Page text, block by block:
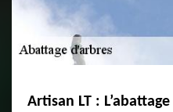
Artisan LT :